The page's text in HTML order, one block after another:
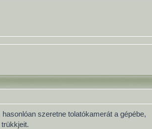
szeretne tolatókamerát a gépébe,